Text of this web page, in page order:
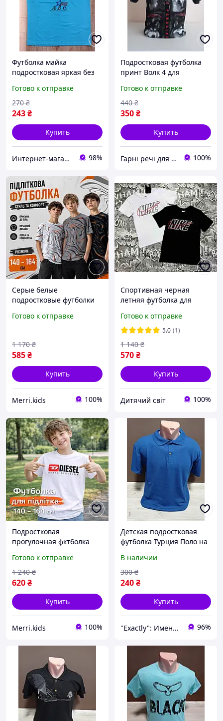
Футболка майка
подростковая яркая без
Готово к отправке
243₴
270 ₴
Купить
Интернет-магазин "Саламандра" 98%
Подростковая футболка
принт Волк 4 для
Готово к отправке
350₴
440 ₴
Купить
Гарні речі для дорослих та малечі 100%
Серые белые
подростковые футболки
мальчика, детская крутая
12-13-14 лет
Готово к отправке
585₴
1 170 ₴
Купить
Merri.kids 100%
Спортивная черная
летняя футболка для
детские стильные белые
футболки с принтом 8-14
Готово к отправке
5.0 (1)
570₴
1 140 ₴
Купить
Дитячий світ 100%
Подростковая
прогулочная фктболка
мальчику на лето,
детские трикотажные
футболки с коротким
рукавом
Готово к отправке
620₴
1 240 ₴
Купить
Merri.kids 100%
Детская подростковая
футболка Турция Поло на
В наличии
240₴
300 ₴
Купить
"Exactly": Именно то, что Вы искали! 96%